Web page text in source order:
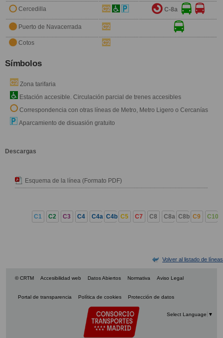
Cercedilla C-8a
Puerto de Navacerrada
Cotos
Símbolos
Zona tarifaria
Estación accesible. Circulación parcial de trenes accesibles
Correspondencia con otras líneas de Metro, Metro Ligero o Cercanías
Aparcamiento de disuasión gratuito
Descargas
Esquema de la línea (Formato PDF)
C1 C2 C3 C4 C4a C4b C5 C7 C8 C8a C8b C9 C10
Volver al listado de líneas
© CRTM Accesibilidad web Datos Abiertos Normativa Aviso Legal
Portal de transparencia Política de cookies Protección de datos
Select Language ▼